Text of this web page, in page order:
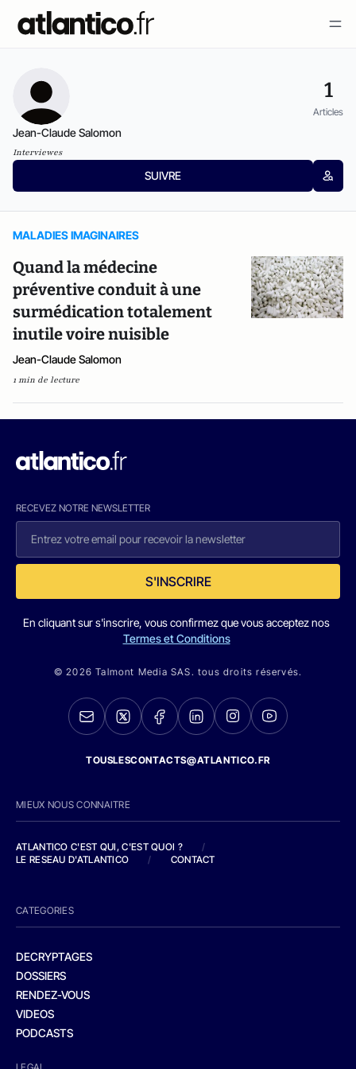
1
Articles
Jean-Claude Salomon
Interviewes
SUIVRE
MALADIES IMAGINAIRES
Quand la médecine
préventive conduit à une
surmédication totalement
inutile voire nuisible
Jean-Claude Salomon
1 min de lecture
RECEVEZ NOTRE NEWSLETTER
S'INSCRIRE
En cliquant sur s'inscrire, vous confirmez que vous acceptez nos
Termes et Conditions
© 2026 Talmont Media SAS. tous droits réservés.
TOUSLESCONTACTS@ATLANTICO.FR
MIEUX NOUS CONNAITRE
ATLANTICO C'EST QUI, C'EST QUOI ?
/
LE RESEAU D'ATLANTICO
/ CONTACT
CATEGORIES
DECRYPTAGES
DOSSIERS
RENDEZ-VOUS
VIDEOS
PODCASTS